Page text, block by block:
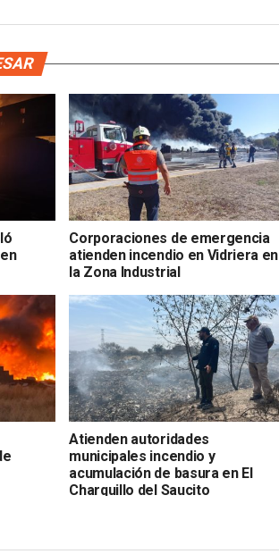
Corporaciones de emergencia
atienden incendio en Vidriera en
la Zona Industrial
Atienden autoridades
municipales incendio y
acumulación de basura en El
Charquillo del Saucito